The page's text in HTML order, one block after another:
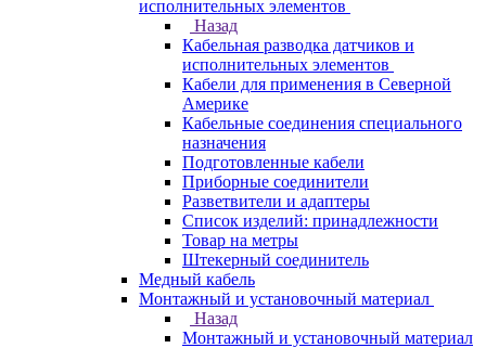
исполнительных элементов
Назад
Кабельная разводка датчиков и
исполнительных элементов
Кабели для применения в Северной
Америке
Кабельные соединения специального
назначения
Подготовленные кабели
Приборные соединители
Разветвители и адаптеры
Список изделий: принадлежности
Товар на метры
Штекерный соединитель
Медный кабель
Монтажный и установочный материал
Назад
Монтажный и установочный материал